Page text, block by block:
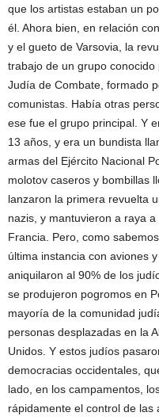
que los artistas estaban un
él. Ahora bien, en relación
y el gueto de Varsovia, la
trabajo de un grupo
Judía de Combate, formado
comunistas. Había otras
ese fue el grupo principal. Y
13 años, y era un bundista
armas del Ejército Nacional
molotov caseros y bombillas
lanzaron la primera revuelta
nazis, y mantuvieron a raya
Francia. Pero, como
última instancia con aviones
aniquilaron al 90% de los
se produjeron pogromos en
mayoría de la comunidad
personas desplazadas en la
Unidos. Y estos judíos
democracias occidentales,
lado, en los campamentos,
rápidamente el control de las